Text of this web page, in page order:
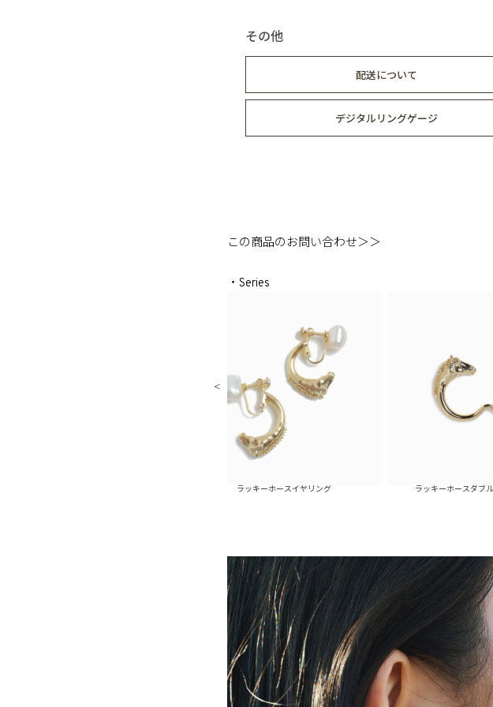
その他
配送について
デジタルリングゲージ
この商品のお問い合わせ＞＞
・Series
ラッキーホースイヤリング ラッキーホースダブルフィンガー